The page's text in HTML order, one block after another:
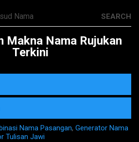
Skip to main content
Makna Nama Rujukan
Terkini
Nama Pasangan, Generator Nama
Tulisan Jawi